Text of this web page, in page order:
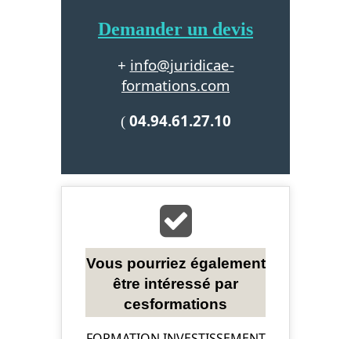
Demander un devis
+ info@juridicae-
formations.com
(04.94.61.27.10
Vous pourriez également
être intéressé par
cesformations